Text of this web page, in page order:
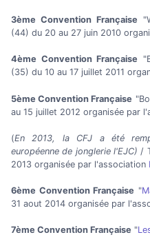
3ème Convention Française
(44) du 20 au 27 juin 2010
4ème Convention Française
(35) du 10 au 17 juillet 2011
5ème Convention Française
au 15 juillet 2012 organisée par
(En 2013, la CFJ a été
européenne de jonglerie l'EJC) /
2013 organisée par l'association
6ème Convention Française "
31 aout 2014 organisée par
7ème Convention Française "